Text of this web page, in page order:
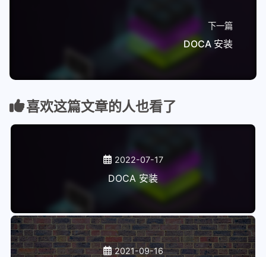
下一篇
DOCA 安装
喜欢这篇文章的人也看了
2022-07-17
DOCA 安装
2021-09-16